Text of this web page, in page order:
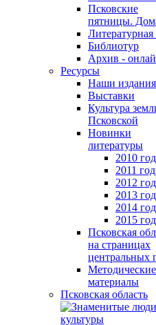
Псковские
пятницы.
Литературная
Библиотур
Архив -
Ресурсы
Наши издания
Выставки
Культура
Псковской
Новинки
литературы
2010 год
2011 год
2012 год
2013 год
2014 год
2015 год
Псковская
на страницах
центральных
Методические
материалы
Псковская область